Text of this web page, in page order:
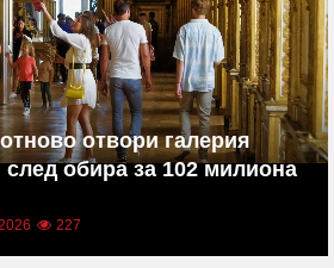
отвори галерия
обира за 102 милиона
227